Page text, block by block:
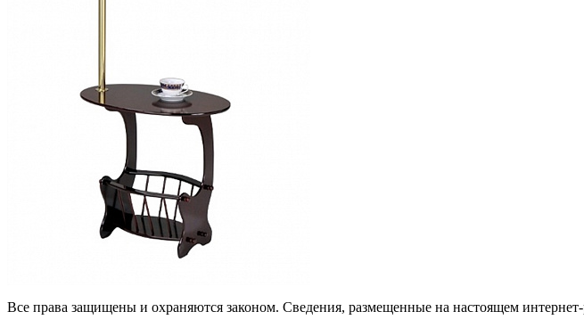
Все права защищены и охраняются законом. Сведения, размещенные на настоящем